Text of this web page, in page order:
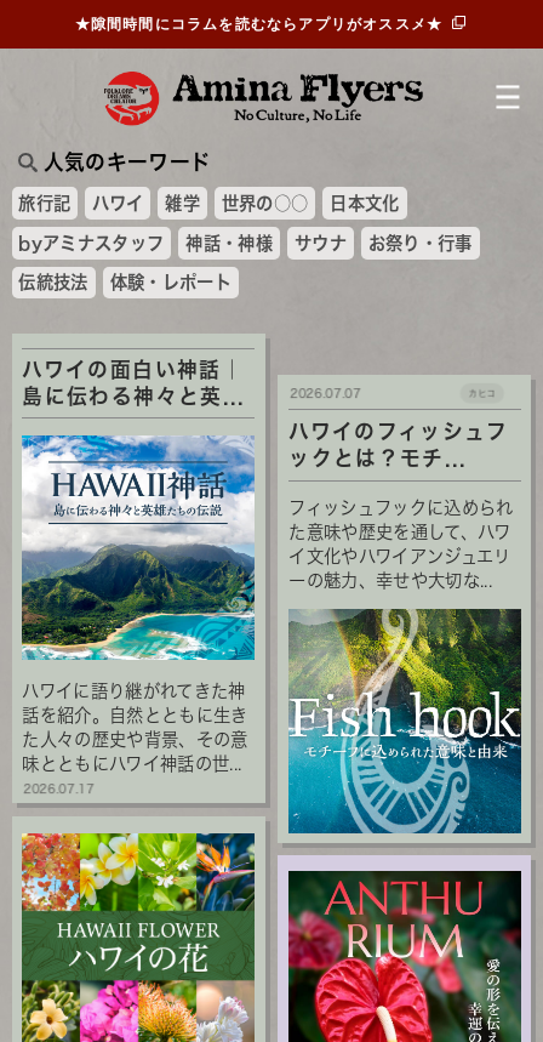
人気のキーワード
旅行記 ハワイ 雑学 世界の○○ 日本文化
byアミナスタッフ 神話・神様 サウナ お祭り・行事
伝統技法 体験・レポート
★隙間時間にコラムを読むならアプリがオススメ★
ハワイの面白い神話｜
島に伝わる神々と英...
ハワイに語り継がれてきた神
話を紹介。自然とともに生き
た人々の歴史や背景、その意
味とともにハワイ神話の世...
2026.07.17
ハワイのフィッシュフ
ックとは？モチ...
フィッシュフックに込められ
た意味や歴史を通して、ハワ
イ文化やハワイアンジュエリ
ーの魅力、幸せや大切な...
2026.07.07 カヒコ